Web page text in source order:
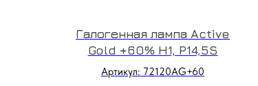
Галогенная лампа Active
Gold +60% H1, P14,5S
Артикул: 72120AG+60